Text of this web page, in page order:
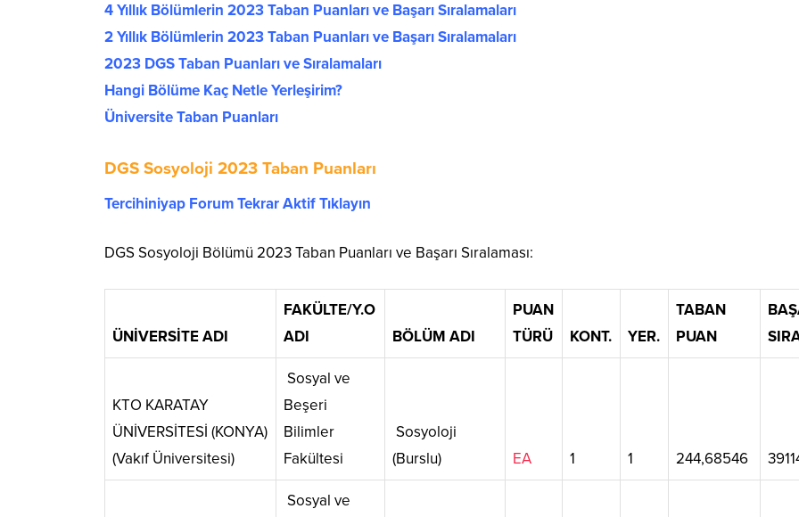
4 Yıllık Bölümlerin 2023 Taban Puanları ve Başarı Sıralamaları
2 Yıllık Bölümlerin 2023 Taban Puanları ve Başarı Sıralamaları
2023 DGS Taban Puanları ve Sıralamaları
Hangi Bölüme Kaç Netle Yerleşirim?
Üniversite Taban Puanları
DGS Sosyoloji 2023 Taban Puanları
Tercihiniyap Forum Tekrar Aktif Tıklayın
DGS Sosyoloji Bölümü 2023 Taban Puanları ve Başarı Sıralaması:
ÜNİVERSİTE ADI
FAKÜLTE/Y.O
ADI
BÖLÜM ADI
PUAN
TÜRÜ
KONT. YER.
TABAN
PUAN
KTO KARATAY
ÜNİVERSİTESİ (KONYA)
(Vakıf Üniversitesi)
Sosyal ve
Beşeri
Bilimler
Fakültesi
Sosyoloji
(Burslu)
EA 1 1 244,68546
Sosyal ve